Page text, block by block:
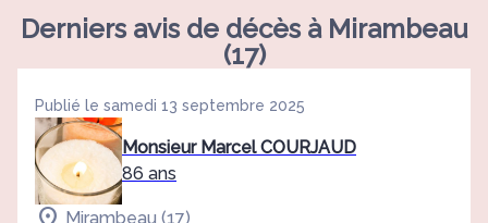
Derniers avis de décès à Mirambeau
(17)
Publié le samedi 13 septembre 2025
Monsieur Marcel COURJAUD
86 ans
Mirambeau (17)